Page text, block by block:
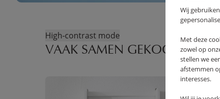
Wij
Met deze
zowel op
stellen we
afstemmen
interesses.
High-contrast mode
VAAK SAMEN GEKOCHT